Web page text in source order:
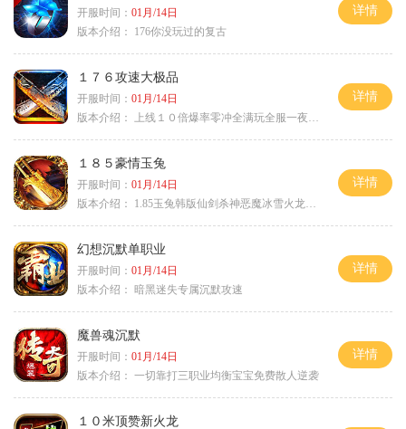
开服时间： 01月/14日
版本介绍：
176你没玩过的复古
详情
１７６攻速大极品
开服时间： 01月/14日
版本介绍：
上线１０倍爆率零冲全满玩全服一夜终极
详情
１８５豪情玉兔
开服时间： 01月/14日
版本介绍：
1.85玉兔韩版仙剑杀神恶魔冰雪火龙神器专属
详情
幻想沉默单职业
开服时间： 01月/14日
版本介绍：
暗黑迷失专属沉默攻速
详情
魔兽魂沉默
开服时间： 01月/14日
版本介绍： 一切靠打三职业均衡宝宝免费散人逆袭
详情
１０米顶赞新火龙